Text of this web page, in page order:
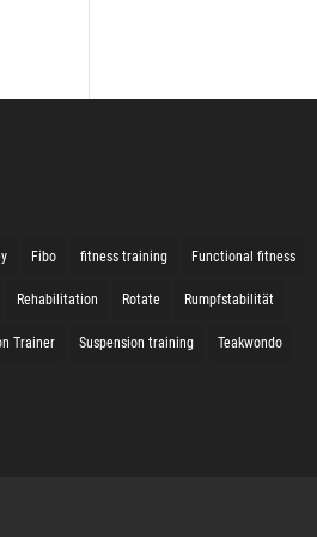
Fibo fitness training Functional fitness
Rehabilitation Rotate Rumpfstabilität
Trainer Suspension training Teakwondo